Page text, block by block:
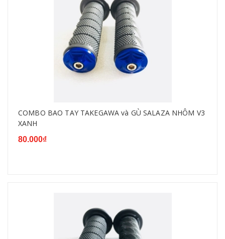
COMBO BAO TAY TAKEGAWA và GÙ SALAZA NHÔM V3
XANH
80.000₫